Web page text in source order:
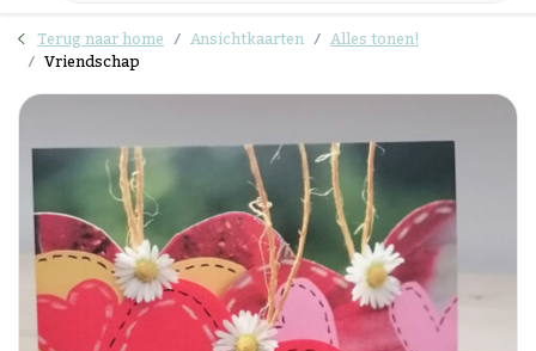
Terug naar home Ansichtkaarten Alles tonen!
Vriendschap